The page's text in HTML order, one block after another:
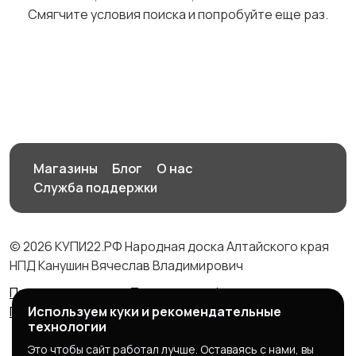
Другое
Смягчите условия поиска и попробуйте еще раз.
Магазины Блог
О нас
Служба поддержки
© 2026 КУПИ22.РФ Народная доска Алтайского края
НПД Канушин Вячеслав Владимирович
Правила сервиса
Политика конфиденциальности
Политика использования cookie
Используем куки и рекомендательные
технологии
Это чтобы сайт работал лучше. Оставаясь с нами, вы